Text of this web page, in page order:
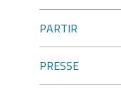
PARTIR
PRESSE